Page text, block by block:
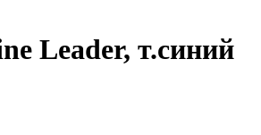
Leader, т.синий